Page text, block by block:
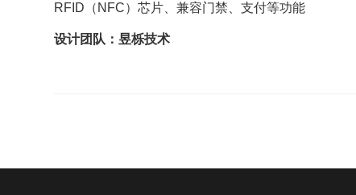
RFID（NFC）芯片、兼容门禁、支付等功能
设计团队：昱栎技术